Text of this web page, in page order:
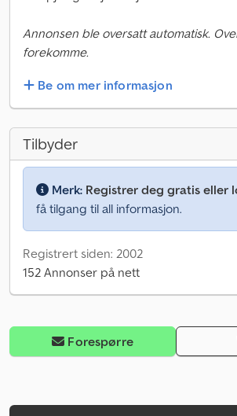
Annonsen ble oversatt automatisk.
forekomme.
Be om mer informasjon
Tilbyder
Merk: Registrer deg gratis eller
få tilgang til all informasjon.
Registrert siden: 2002
152 Annonser på nett
Forespørre